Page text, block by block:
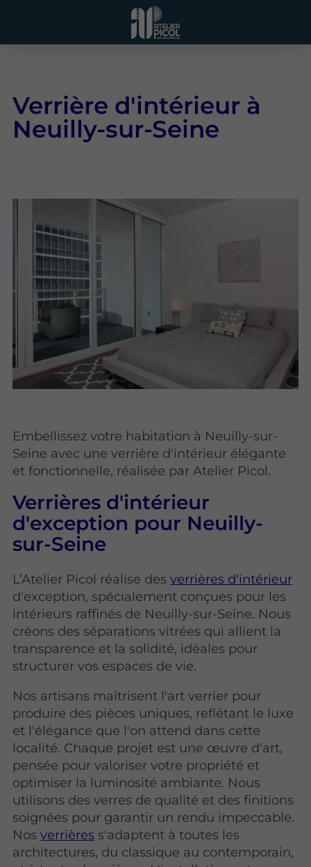
Verrière d'intérieur à
Neuilly-sur-Seine
Embellissez votre habitation à Neuilly-sur-
Seine avec une verrière d'intérieur élégante
et fonctionnelle, réalisée par Atelier Picol.
Verrières d'intérieur
d'exception pour Neuilly-
sur-Seine
L’Atelier Picol réalise desverrières d'intérieur
d'exception, spécialement conçues pour les
intérieurs raffinés de Neuilly-sur-Seine. Nous
créons des séparations vitrées qui allient la
transparence et la solidité, idéales pour
structurer vos espaces de vie.
Nos artisans maîtrisent l'art verrier pour
produire des pièces uniques, reflétant le luxe
et l'élégance que l'on attend dans cette
localité. Chaque projet est une œuvre d'art,
pensée pour valoriser votre propriété et
optimiser la luminosité ambiante. Nous
utilisons des verres de qualité et des finitions
soignées pour garantir un rendu impeccable.
Nosverrières s'adaptent à toutes les
architectures, du classique au contemporain,